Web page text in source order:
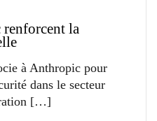
la
à Anthropic pour
dans le secteur